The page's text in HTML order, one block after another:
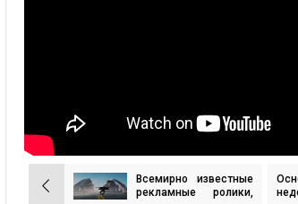
НавигацияВсемирно известные
рекламные ролики,